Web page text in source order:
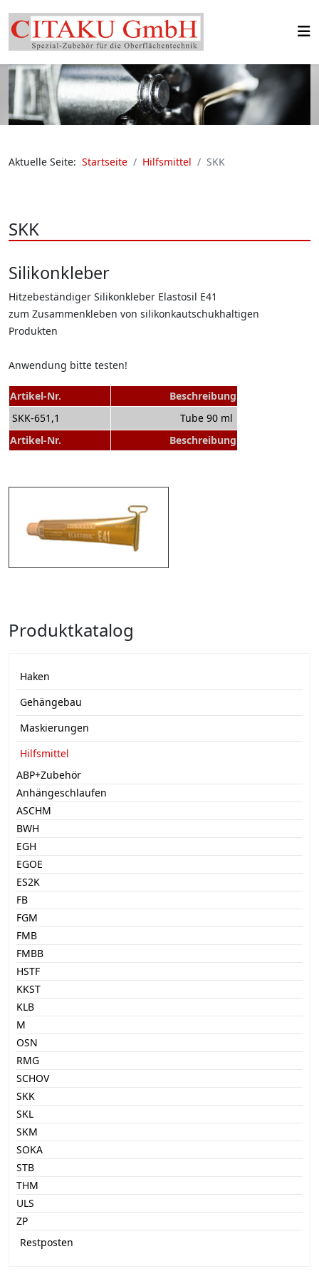
Aktuelle Seite: Startseite Hilfsmittel SKK
SKK
Silikonkleber
Hitzebeständiger Silikonkleber Elastosil E41
zum Zusammenkleben von silikonkautschukhaltigen
Produkten
Anwendung bitte testen!
Artikel-Nr. Beschreibung
Artikel-Nr. Beschreibung
SKK-651,1 Tube 90 ml
Produktkatalog
Haken
Gehängebau
Maskierungen
Hilfsmittel
ABP+Zubehör
Anhängeschlaufen
ASCHM
BWH
EGH
EGOE
ES2K
FB
FGM
FMB
FMBB
HSTF
KKST
KLB
M
OSN
RMG
SCHOV
SKK
SKL
SKM
SOKA
STB
THM
ULS
ZP
Restposten